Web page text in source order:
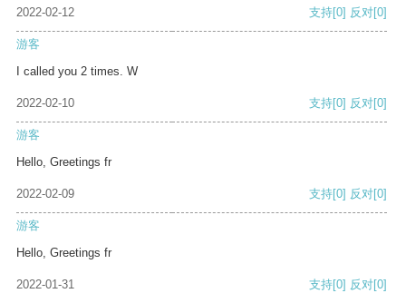
2022-02-12 支持[0] 反对[0]
游客
I called you 2 times. W
2022-02-10 支持[0] 反对[0]
游客
Hello, Greetings fr
2022-02-09 支持[0] 反对[0]
游客
Hello, Greetings fr
2022-01-31 支持[0] 反对[0]